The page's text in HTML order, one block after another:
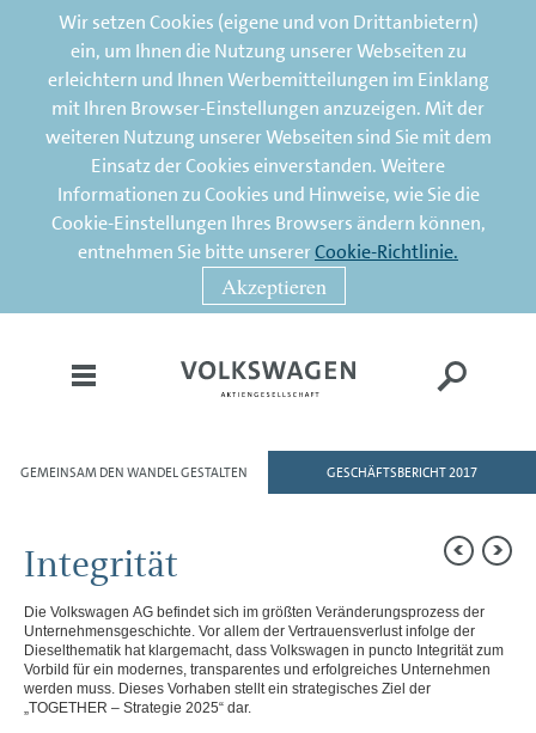
Wir setzen Cookies (eigene und von Drittanbietern)
ein, um Ihnen die Nutzung unserer Webseiten zu
erleichtern und Ihnen Werbemitteilungen im Einklang
mit Ihren Browser-Einstellungen anzuzeigen. Mit der
weiteren Nutzung unserer Webseiten sind Sie mit dem
Einsatz der Cookies einverstanden. Weitere
Informationen zu Cookies und Hinweise, wie Sie die
Cookie-Einstellungen Ihres Browsers ändern können,
entnehmen Sie bitte unsererCookie-Richtlinie.
Akzeptieren
KONZERNBEREICHE
KONZERNLAGEBERICHT
Konzernlagebericht
Ziele und Strategien
Steuerung und Kennzahlen
Struktur und Geschäftstätigkeit
GESCHÄFTSBERICHT 2017
GEMEINSAM DEN WANDEL GESTALTEN
Integrität
Die Volkswagen AG befindet sich im größten Veränderungsprozess der
Unternehmensgeschichte. Vor allem der Vertrauensverlust infolge der
Dieselthematik hat klargemacht, dass Volkswagen in puncto Integrität zum
Vorbild für ein modernes, transparentes und erfolgreiches Unternehmen
werden muss. Dieses Vorhaben stellt ein strategisches Ziel der
„TOGETHER – Strategie 2025“ dar.